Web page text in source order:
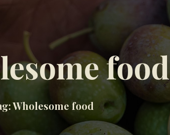
food
Wholesome food